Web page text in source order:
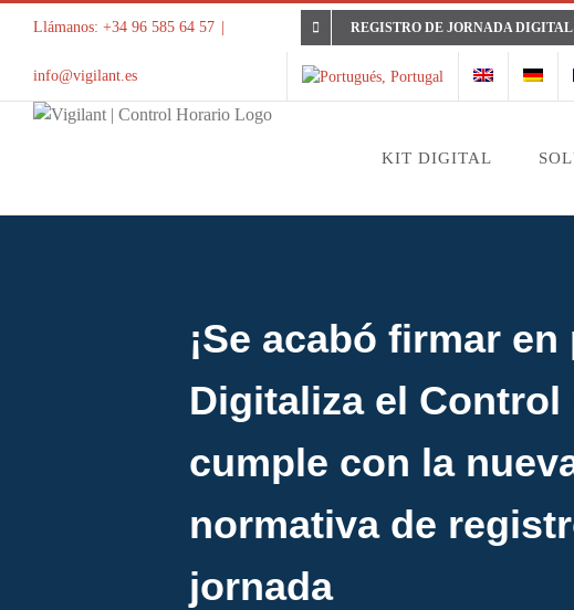
Llámanos: +34 96 585 64 57
info@vigilant.es
REGISTRO DE JORNADA DIGITAL
KIT DIGITAL
¡Se acabó firmar en
Digitaliza el
cumple con la
normativa de
jornada